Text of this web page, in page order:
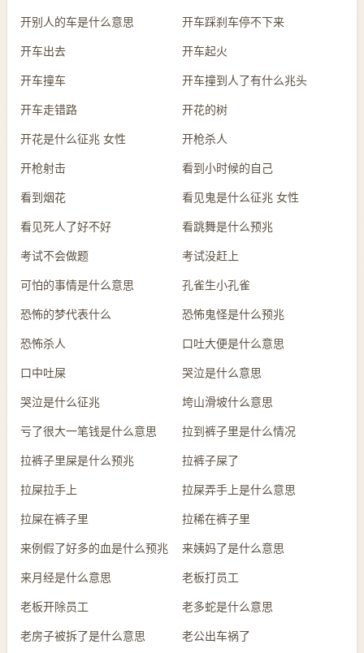
开别人的车是什么意思 开车踩刹车停不下来
开车出去 开车起火
开车撞车 开车撞到人了有什么兆头
开车走错路 开花的树
开花是什么征兆 女性 开枪杀人
开枪射击 看到小时候的自己
看到烟花 看见鬼是什么征兆 女性
看见死人了好不好 看跳舞是什么预兆
考试不会做题 考试没赶上
可怕的事情是什么意思 孔雀生小孔雀
恐怖的梦代表什么 恐怖鬼怪是什么预兆
恐怖杀人 口吐大便是什么意思
口中吐屎 哭泣是什么意思
哭泣是什么征兆 垮山滑坡什么意思
亏了很大一笔钱是什么意思 拉到裤子里是什么情况
拉裤子里屎是什么预兆 拉裤子屎了
拉屎拉手上 拉屎弄手上是什么意思
拉屎在裤子里 拉稀在裤子里
来例假了好多的血是什么预兆 来姨妈了是什么意思
来月经是什么意思 老板打员工
老板开除员工 老多蛇是什么意思
老房子被拆了是什么意思 老公出车祸了